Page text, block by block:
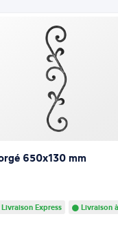
650x130 mm
Livraison Express Livraison